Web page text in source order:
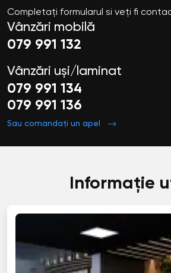
Completați formularul si veți fi
Vânzări mobilă
079 991 132
Vânzări uși/laminat
079 991 134
079 991 136
Sau comandați un apel
Informație